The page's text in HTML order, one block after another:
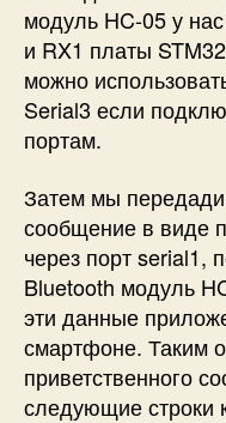
модуль HC-05 у
и RX1 платы
можно
Serial3 если
портам.
Затем мы
сообщение в виде
через порт serial1,
Bluetooth модуль
эти данные
смартфоне. Таким
приветственного
следующие строки